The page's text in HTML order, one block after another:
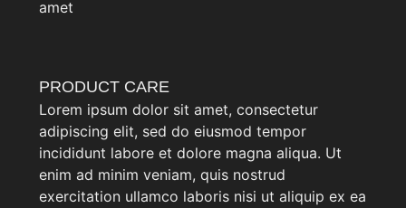
amet
PRODUCT CARE
Lorem ipsum dolor sit amet, consectetur
adipiscing elit, sed do eiusmod tempor
incididunt labore et dolore magna aliqua. Ut
enim ad minim veniam, quis nostrud
exercitation ullamco laboris nisi ut aliquip ex ea